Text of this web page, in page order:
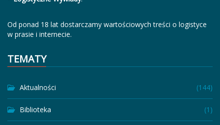
Od ponad 18 lat dostarczamy wartościowych treści o logistyce
w prasie i internecie.
TEMATY
Aktualności (144)
Biblioteka (1)